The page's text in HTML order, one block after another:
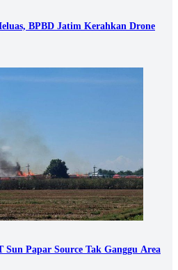
BPBD Jatim Kerahkan Drone
Papar Source Tak Ganggu Area